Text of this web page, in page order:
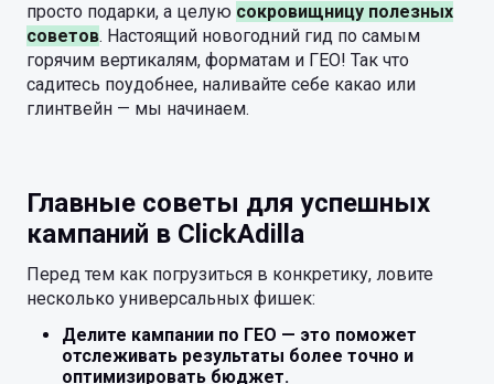
просто подарки, а целую сокровищницу полезных
советов. Настоящий новогодний гид по самым
горячим вертикалям, форматам и ГЕО! Так что
садитесь поудобнее, наливайте себе какао или
глинтвейн — мы начинаем.
Главные советы для успешных
кампаний в ClickAdilla
Перед тем как погрузиться в конкретику, ловите
несколько универсальных фишек:
Делите кампании по ГЕО — это поможет
отслеживать результаты более точно и
оптимизировать бюджет.